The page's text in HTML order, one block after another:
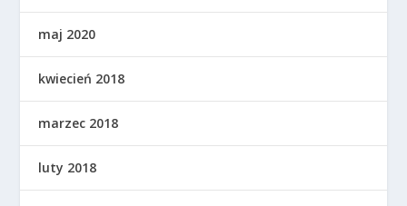
maj 2020
kwiecień 2018
marzec 2018
luty 2018